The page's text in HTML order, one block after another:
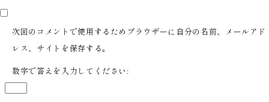
次回のコメントで使用するためブラウザーに自分の名前、メールアド
レス、サイトを保存する。
数字で答えを入力してください: